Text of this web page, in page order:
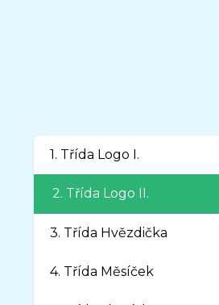
1. Třída Logo I.
2. Třída Logo II.
3. Třída Hvězdička
4. Třída Měsíček